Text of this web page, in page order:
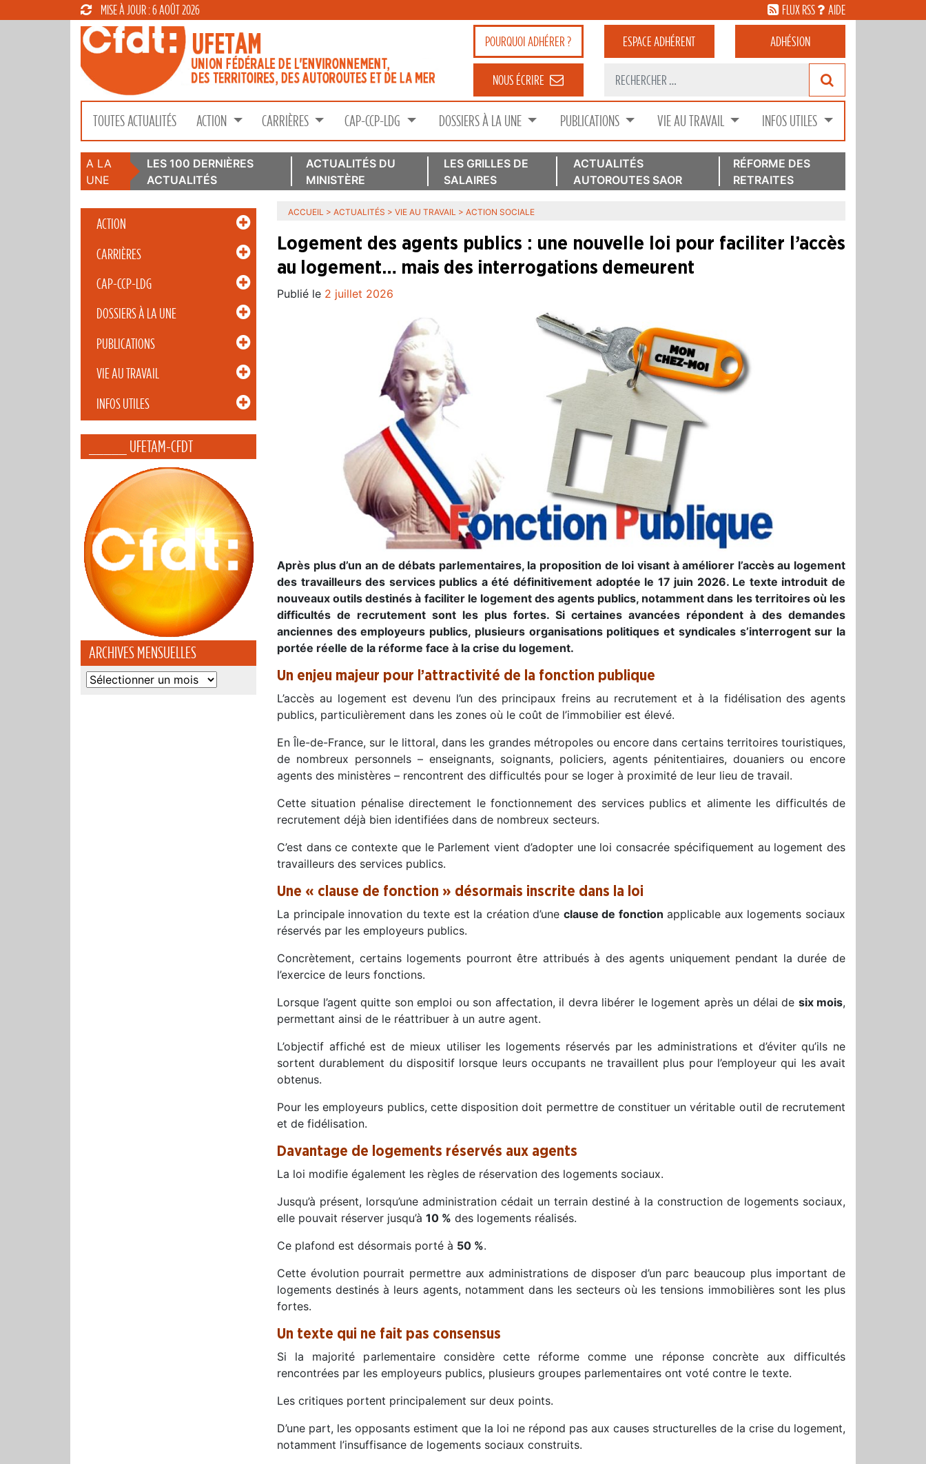
MISE À JOUR : 6 AOÛT 2026 FLUX RSS AIDE
POURQUOIADHÉRER ? ESPACEADHÉRENT ADHÉSION
NOUS ÉCRIRE
TOUTES ACTUALITÉS ACTION CARRIÈRES CAP-CCP-LDG DOSSIERS À LA UNE PUBLICATIONS VIE AU TRAVAIL INFOS UTILES
A LA
UNE
LES 100 DERNIÈRES
ACTUALITÉS
ACTUALITÉS DU
MINISTÈRE
LES GRILLES DE
SALAIRES
ACTUALITÉS
AUTOROUTES SAOR
RÉFORME DES
RETRAITES
ACTION
CARRIÈRES
CAP-CCP-LDG
DOSSIERS À LA UNE
PUBLICATIONS
VIE AU TRAVAIL
INFOS UTILES
_____ UFETAM-CFDT
ARCHIVES MENSUELLES
Archives
ACCUEIL > ACTUALITÉS > VIE AU TRAVAIL > ACTION SOCIALE
Logement des agents publics : une nouvelle loi pour faciliter l’accès
au logement… mais des interrogations demeurent
Publié le 2 juillet 2026
Après plus d’un an de débats parlementaires, la proposition de loi visant à améliorer l’accès au logement
des travailleurs des services publics a été définitivement adoptée le 17 juin 2026. Le texte introduit de
nouveaux outils destinés à faciliter le logement des agents publics, notamment dans les territoires où les
difficultés de recrutement sont les plus fortes. Si certaines avancées répondent à des demandes
anciennes des employeurs publics, plusieurs organisations politiques et syndicales s’interrogent sur la
portée réelle de la réforme face à la crise du logement.
Un enjeu majeur pour l’attractivité de la fonction publique
L’accès au logement est devenu l’un des principaux freins au recrutement et à la fidélisation des agents
publics, particulièrement dans les zones où le coût de l’immobilier est élevé.
En Île-de-France, sur le littoral, dans les grandes métropoles ou encore dans certains territoires touristiques,
de nombreux personnels – enseignants, soignants, policiers, agents pénitentiaires, douaniers ou encore
agents des ministères – rencontrent des difficultés pour se loger à proximité de leur lieu de travail.
Cette situation pénalise directement le fonctionnement des services publics et alimente les difficultés de
recrutement déjà bien identifiées dans de nombreux secteurs.
C’est dans ce contexte que le Parlement vient d’adopter une loi consacrée spécifiquement au logement des
travailleurs des services publics.
Une « clause de fonction » désormais inscrite dans la loi
La principale innovation du texte est la création d’une clause de fonction applicable aux logements sociaux
réservés par les employeurs publics.
Concrètement, certains logements pourront être attribués à des agents uniquement pendant la durée de
l’exercice de leurs fonctions.
Lorsque l’agent quitte son emploi ou son affectation, il devra libérer le logement après un délai de six mois,
permettant ainsi de le réattribuer à un autre agent.
L’objectif affiché est de mieux utiliser les logements réservés par les administrations et d’éviter qu’ils ne
sortent durablement du dispositif lorsque leurs occupants ne travaillent plus pour l’employeur qui les avait
obtenus.
Pour les employeurs publics, cette disposition doit permettre de constituer un véritable outil de recrutement
et de fidélisation.
Davantage de logements réservés aux agents
La loi modifie également les règles de réservation des logements sociaux.
Jusqu’à présent, lorsqu’une administration cédait un terrain destiné à la construction de logements sociaux,
elle pouvait réserver jusqu’à 10 % des logements réalisés.
Ce plafond est désormais porté à 50 %.
Cette évolution pourrait permettre aux administrations de disposer d’un parc beaucoup plus important de
logements destinés à leurs agents, notamment dans les secteurs où les tensions immobilières sont les plus
fortes.
Un texte qui ne fait pas consensus
Si la majorité parlementaire considère cette réforme comme une réponse concrète aux difficultés
rencontrées par les employeurs publics, plusieurs groupes parlementaires ont voté contre le texte.
Les critiques portent principalement sur deux points.
D’une part, les opposants estiment que la loi ne répond pas aux causes structurelles de la crise du logement,
notamment l’insuffisance de logements sociaux construits.